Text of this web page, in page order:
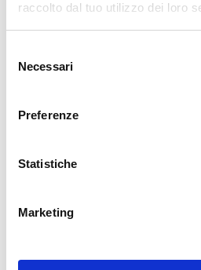
raccolto dal tuo utilizzo dei loro
delNecessari
Preferenze
Statistiche
Marketing